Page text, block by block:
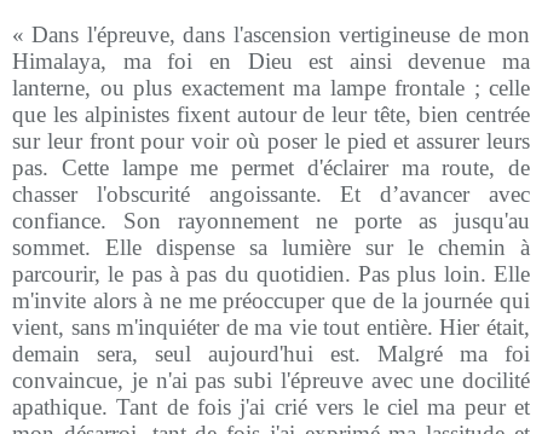
« Dans l'épreuve, dans l'ascension vertigineuse de mon
Himalaya, ma foi en Dieu est ainsi devenue ma
lanterne, ou plus exactement ma lampe frontale ; celle
que les alpinistes fixent autour de leur tête, bien centrée
sur leur front pour voir où poser le pied et assurer leurs
pas. Cette lampe me permet d'éclairer ma route, de
chasser l'obscurité angoissante. Et d’avancer avec
confiance. Son rayonnement ne porte as jusqu'au
sommet. Elle dispense sa lumière sur le chemin à
parcourir, le pas à pas du quotidien. Pas plus loin. Elle
m'invite alors à ne me préoccuper que de la journée qui
vient, sans m'inquiéter de ma vie tout entière. Hier était,
demain sera, seul aujourd'hui est. Malgré ma foi
convaincue, je n'ai pas subi l'épreuve avec une docilité
apathique. Tant de fois j'ai crié vers le ciel ma peur et